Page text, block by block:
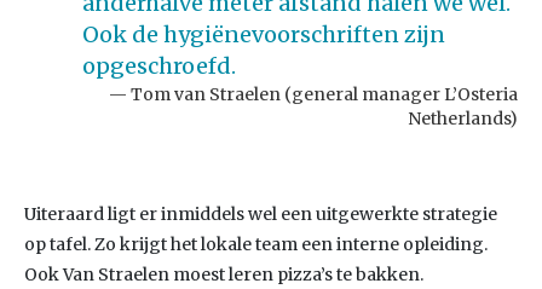
Ook de hygiënevoorschriften zijn
opgeschroefd.
Tom van Straelen (general manager L’Osteria
Netherlands)
Uiteraard ligt er inmiddels wel een uitgewerkte strategie
op tafel. Zo krijgt het lokale team een interne opleiding.
Ook Van Straelen moest leren pizza’s te bakken.